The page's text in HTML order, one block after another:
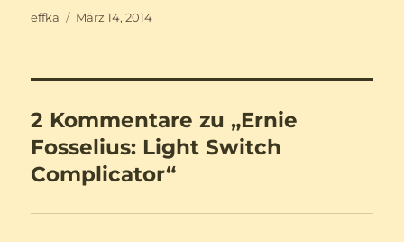
Autor
effka
Veröffentlicht
März 14, 2014
2 Kommentare zu „Ernie
Fosselius: Light Switch
Complicator“